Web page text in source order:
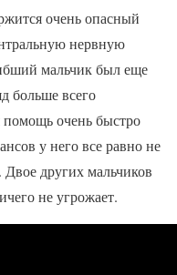
очень опасный
нервную
мальчик был еще
больше всего
помощь очень быстро
у него все равно не
других мальчиков
не угрожает.